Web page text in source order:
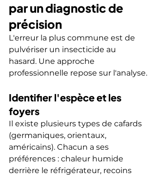
par un diagnostic de
précision
L'erreur la plus commune est de
pulvériser un insecticide au
hasard. Une approche
professionnelle repose sur l'analyse.
Identifier l'espèce et les
foyers
Il existe plusieurs types de cafards
(germaniques, orientaux,
américains). Chacun a ses
préférences : chaleur humide
derrière le réfrigérateur, recoins